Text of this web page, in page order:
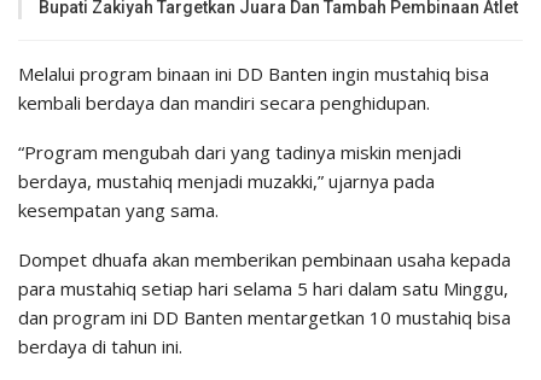
Bupati Zakiyah Targetkan Juara Dan Tambah Pembinaan Atlet
Melalui program binaan ini DD Banten ingin mustahiq bisa
kembali berdaya dan mandiri secara penghidupan.
“Program mengubah dari yang tadinya miskin menjadi
berdaya, mustahiq menjadi muzakki,” ujarnya pada
kesempatan yang sama.
Dompet dhuafa akan memberikan pembinaan usaha kepada
para mustahiq setiap hari selama 5 hari dalam satu Minggu,
dan program ini DD Banten mentargetkan 10 mustahiq bisa
berdaya di tahun ini.